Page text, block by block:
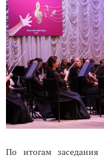
По итогам